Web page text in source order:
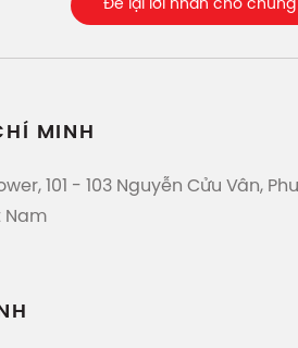
Để lại lời nhắn cho
MINH
101 - 103 Nguyễn Cửu Vân,
Nam